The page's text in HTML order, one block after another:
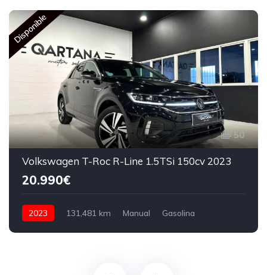
Disponible
50
Volkswagen T-Roc R-Line 1.5TSi 150cv 2023
20.990€
2023 131,481 km Manual
Gasolina